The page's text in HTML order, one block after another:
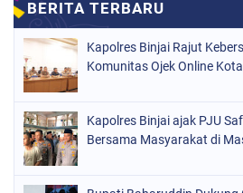
Kapolres Binjai Rajut
Komunitas Ojek Online
Kapolres Binjai ajak PJU
Bersama Masyarakat di